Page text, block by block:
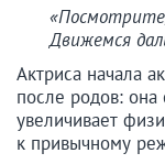
Движемся
Актриса начала
после родов: она
увеличивает
к привычному